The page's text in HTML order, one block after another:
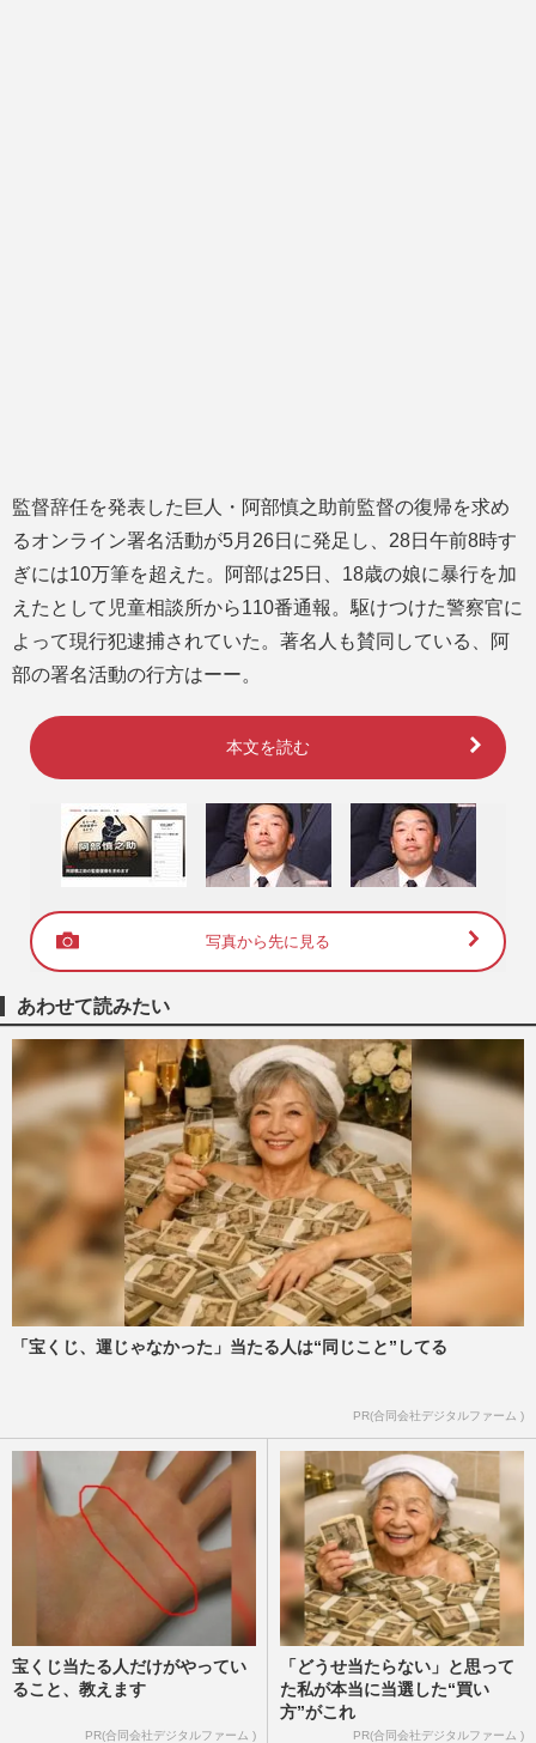
監督辞任を発表した巨人・阿部慎之助前監督の復帰を求め
るオンライン署名活動が5月26日に発足し、28日午前8時す
ぎには10万筆を超えた。阿部は25日、18歳の娘に暴行を加
えたとして児童相談所から110番通報。駆けつけた警察官に
よって現行犯逮捕されていた。著名人も賛同している、阿
部の署名活動の行方はーー。
本文を読む
写真から先に見る
あわせて読みたい
「宝くじ、運じゃなかった」当たる人は“同じこと”してる
PR(合同会社デジタルファーム )
宝くじ当たる人だけがやってい
ること、教えます
PR(合同会社デジタルファーム )
「どうせ当たらない」と思って
た私が本当に当選した“買い
方”がこれ
PR(合同会社デジタルファーム )